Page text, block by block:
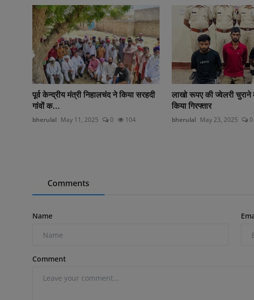
पूर्व केन्द्रीय मंत्री निहालचंद ने किया सरहदी
गांवों क...
bherulal May 11, 2025 0 104
लाखो रूपए की ज्वेलरी चुराने
किया गिरफ्तार
bherulal May 23, 2025 0
Comments
Name
Comment